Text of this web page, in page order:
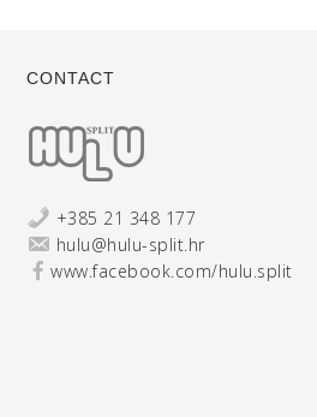
CONTACT
+385 21 348 177
hulu@hulu-split.hr
www.facebook.com/hulu.split